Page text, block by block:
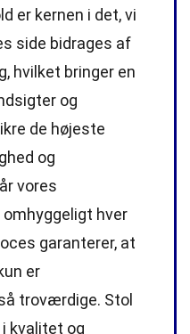
er kernen i det, vi
side bidrages af
hvilket bringer en
og
de højeste
og
vores
omhyggeligt hver
garanterer, at
er
troværdige. Stol
kvalitet og